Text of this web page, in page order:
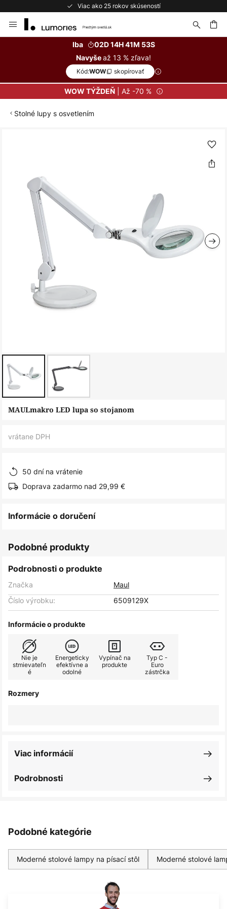
Viac ako 25 rokov skúseností
to
Iba
02D 14H 41M 53S
Navyšeaž 13 % zľava!
Kód:WOW skopírovať
WOW TÝŽDEŇ| Až -70 %
Stolné lupy s osvetlením
obrázkov
Preskočiť
MAULmakro LED lupa so stojanom
vrátane DPH
50 dní na vrátenie
Doprava zadarmo nad 29,99 €
Informácie o doručení
Podobné produkty
Podrobnosti o produkte
Značka
Maul
Číslo výrobku:
6509129X
Informácie o produkte
Nie je
stmievateľn
é
Energeticky
efektívne a
odolné
Vypínač na
produkte
Typ C -
Euro
zástrčka
Rozmery
Podrobnosti
Viac informácií
Podobné kategórie
Moderné stolové lampy na písací stôl Moderné stolové